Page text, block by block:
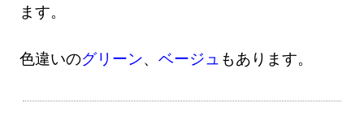
ます。
色違いのグリーン、ベージュ もあります。